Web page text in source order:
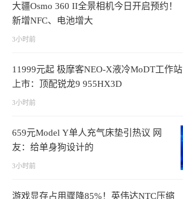
大疆Osmo 360 II全景相机今日开启预约！
新增NFC、电池增大
3小时前
11999元起 极摩客NEO-X液冷MoDT工作站
上市：顶配锐龙9 955HX3D
3小时前
659元Model Y单人充气床垫引热议 网
友：给单身狗设计的
3小时前
游戏显存占用骤降85%！英伟达NTC压缩